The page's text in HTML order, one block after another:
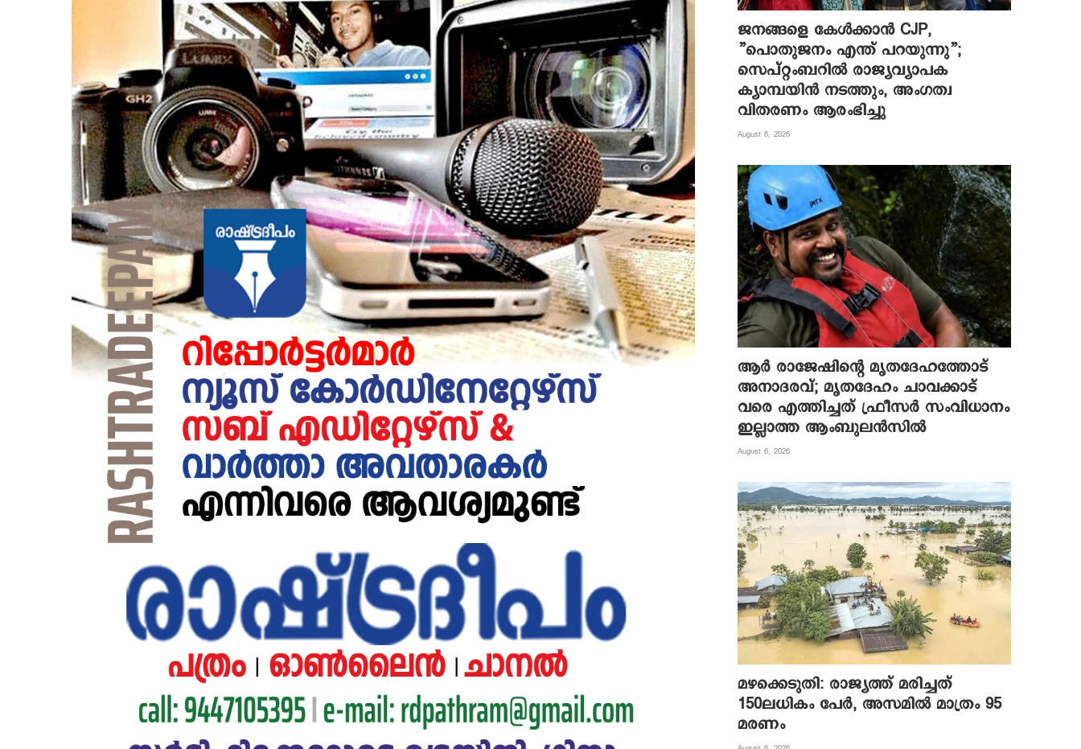
ജനങ്ങളെ കേൾക്കാൻ CJP,
”പൊതുജനം എന്ത് പറയുന്നു”;
സെപ്റ്റംബറിൽ രാജ്യവ്യാപക
ക്യാമ്പയിൻ നടത്തും, അംഗത്വ
വിതരണം ആരംഭിച്ചു
August 6, 2026
ആര്‍ രാജേഷിന്റെ മൃതദേഹത്തോട്
അനാദരവ്; മൃതദേഹം ചാവക്കാട്
വരെ എത്തിച്ചത് ഫ്രീസര്‍ സംവിധാനം
ഇല്ലാത്ത ആംബുലന്‍സില്‍
August 6, 2026
മഴക്കെടുതി: രാജ്യത്ത് മരിച്ചത്
150ലധികം പേർ, അസമിൽ മാത്രം 95
മരണം